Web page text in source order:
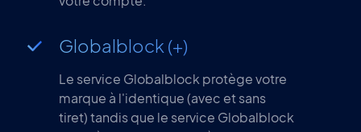
Globalblock (+)
Le service Globalblock protège votre
marque à l'identique (avec et sans
tiret) tandis que le service Globalblock